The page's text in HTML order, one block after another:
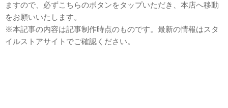
ますので、必ずこちらのボタンをタップいただき、本店へ移動
をお願いいたします。
※本記事の内容は記事制作時点のものです。最新の情報はスタ
イルストアサイトでご確認ください。